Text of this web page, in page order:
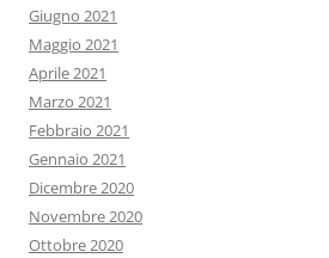
Giugno 2021
Maggio 2021
Aprile 2021
Marzo 2021
Febbraio 2021
Gennaio 2021
Dicembre 2020
Novembre 2020
Ottobre 2020